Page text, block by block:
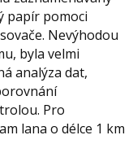
papír pomoci
Nevýhodou
byla velmi
analýza dat,
Pro
lana o délce 1 km